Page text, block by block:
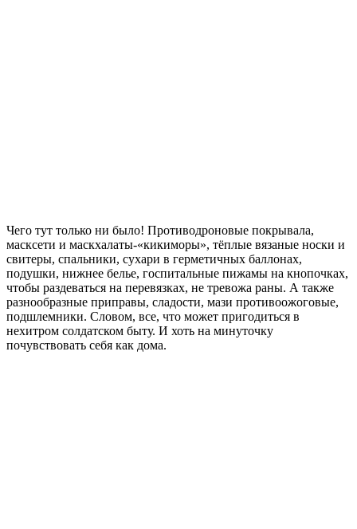
Чего тут только ни было! Противодроновые покрывала,
масксети и маскхалаты-«кикиморы», тёплые вязаные носки и
свитеры, спальники, сухари в герметичных баллонах,
подушки, нижнее белье, госпитальные пижамы на кнопочках,
чтобы раздеваться на перевязках, не тревожа раны. А также
разнообразные приправы, сладости, мази противоожоговые,
подшлемники. Словом, все, что может пригодиться в
нехитром солдатском быту. И хоть на минуточку
почувствовать себя как дома.